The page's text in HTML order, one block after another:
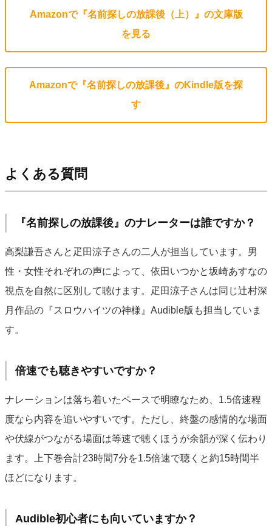
Amazonで『名前探しの放課後（上）』の文庫版
を見る
Amazonで『名前探しの放課後』のKindle版を探
す
よくある質問
『名前探しの放課後』のナレーターは誰ですか？
高梨謙吾さんと疋田涼子さんの二人が担当しています。男
性・女性それぞれの声によって、依田いつかと坂崎あすなの
視点を自然に区別して聴けます。疋田涼子さんは同じ辻村深
月作品の『スロウハイツの神様』Audible版も担当していま
す。
倍速でも聴きやすいですか？
ナレーションは落ち着いたペースで明瞭なため、1.5倍速程
度なら内容を追いやすいです。ただし、終盤の感情的な場面
や伏線がつながる場面は等速で聴くほうが余韻が深く伝わり
ます。上下巻合計23時間7分を1.5倍速で聴くと約15時間半
ほどになります。
Audible初心者にも向いていますか？